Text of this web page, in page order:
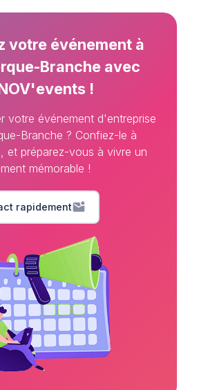
votre événement à
Branche avec
!
votre événement d'entreprise
Branche ? Confiez-le à
et préparez-vous à vivre un
mémorable !
rapidementmark_email_unread